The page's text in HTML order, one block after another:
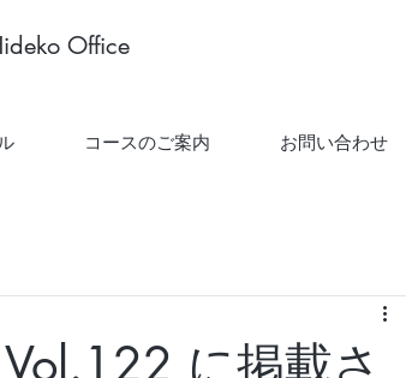
Office
コースのご案内 お問い合わせ
に掲載さ